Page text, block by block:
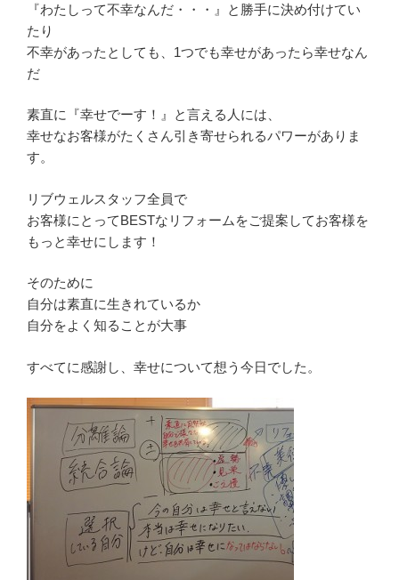
『わたしって不幸なんだ・・・』と勝手に決め付けてい
たり
不幸があったとしても、1つでも幸せがあったら幸せなん
だ
素直に『幸せでーす！』と言える人には、
幸せなお客様がたくさん引き寄せられるパワーがありま
す。
リブウェルスタッフ全員で
お客様にとってBESTなリフォームをご提案してお客様を
もっと幸せにします！
そのために
自分は素直に生きれているか
自分をよく知ることが大事
すべてに感謝し、幸せについて想う今日でした。